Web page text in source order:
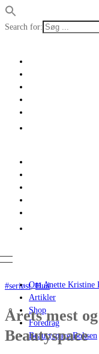
Search for:
Om Anette Kristine
Artikler
Shop
Foredrag
Beautyspace Boksen
#seriøst,Hud
Årets mest
Beautyspace